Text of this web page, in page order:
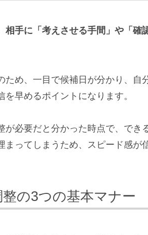
相手に「考えさせる手間」や「確
め、一目で候補日が分かり、自
早めるポイントになります。
必要だと分かった時点で、でき
ってしまうため、スピード感が
の3つの基本マナー